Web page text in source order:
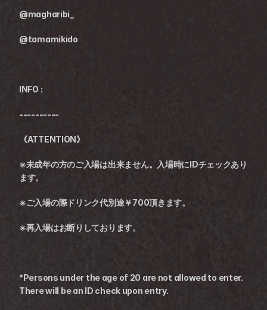
@magharibi_
@tamamikido
INFO :
----------
《ATTENTION》
※未成年の方のご入場は出来ません。入場時にIDチェックあり
ます。
※ご入場の際ドリンク代別途￥700頂きます。
※再入場はお断りしております。
*Persons under the age of 20 are not allowed to enter.
There will be an ID check upon entry.